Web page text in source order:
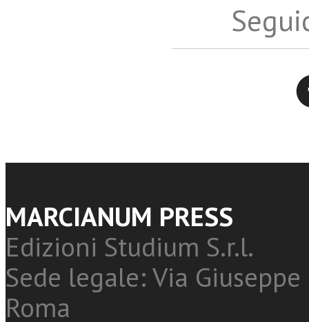
MARCIANUM PRESS
Edizioni Studium S.r.l.
Sede legale: Via
Roma